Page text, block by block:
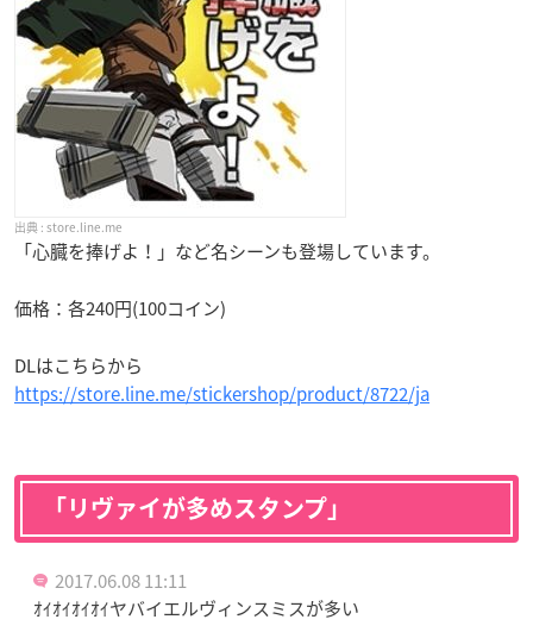
store.line.me
「心臓を捧げよ！」など名シーンも登場しています。
価格：各240円(100コイン)
DLはこちらから
https://store.line.me/stickershop/product/8722/ja
「リヴァイが多めスタンプ」
2017.06.08 11:11
ｵｲｵｲｵｲｵｲヤバイエルヴィンスミスが多い